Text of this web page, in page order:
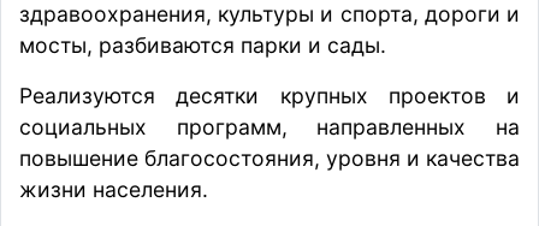
здравоохранения, культуры и спорта, дороги и
мосты, разбиваются парки и сады.
Реализуются десятки крупных проектов и
социальных программ, направленных на
повышение благосостояния, уровня и качества
жизни населения.